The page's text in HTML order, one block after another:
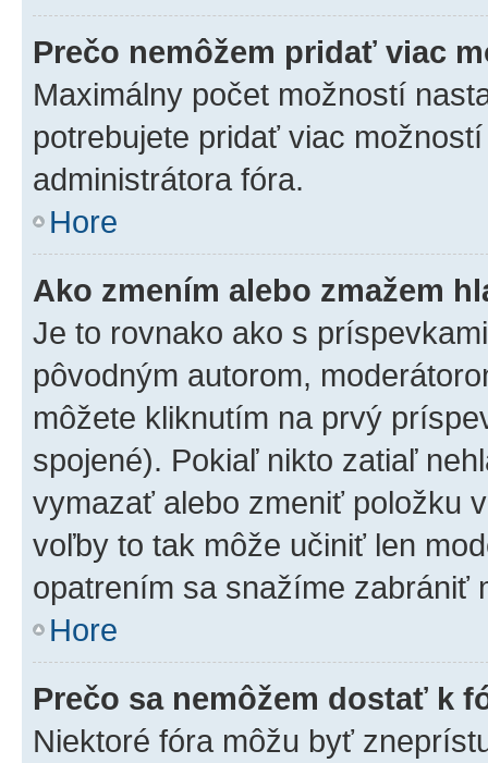
Prečo nemôžem pridať viac
Maximálny počet možností
potrebujete pridať viac
administrátora fóra.
Hore
Ako zmením alebo zmažem
Je to rovnako ako s
pôvodným autorom,
môžete kliknutím na prvý
spojené). Pokiaľ nikto zatiaľ
vymazať alebo zmeniť položku
voľby to tak môže učiniť len
opatrením sa snažíme zabrániť
Hore
Prečo sa nemôžem dostať k
Niektoré fóra môžu byť